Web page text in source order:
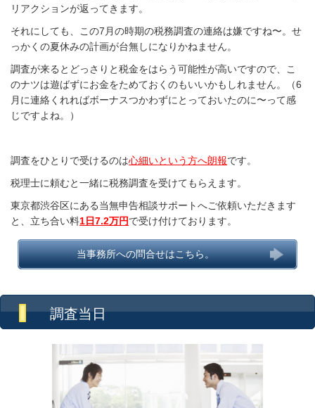
リアクションが返ってきます。
それにしても、この7月の時期の税務調査の連絡は嫌ですね〜。せ
っかくの夏休みの計画が台無しになりかねません。
調査が来るとどっさりと税金をはらう可能性が高いですので、こ
のナツは遊ばずにお金をためておくのもいいかもしれません。（6
月に連絡くれればボーナスつかわずにとっておいたのに〜って感
じですよね。）
調査をひとりで受けるのは心細いという方へ朗報です。
税理士に頼むと一緒に税務調査を受けてもらえます。
東京都渋谷区にある当無申告相談サポートへご依頼いただきます
と、立ち合い料1日7.2万円で受け付けております。
当事務所への問合せはこちら。
調査当日